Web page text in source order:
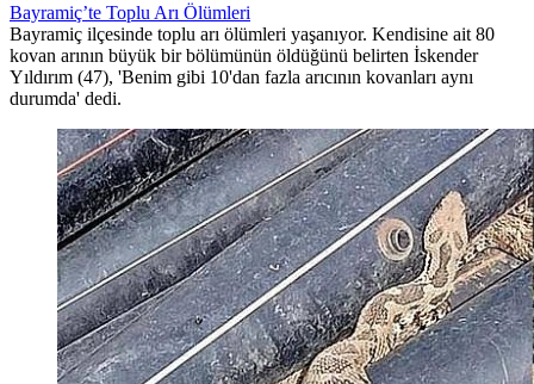
Bayramiç’te Toplu Arı Ölümleri
Bayramiç ilçesinde toplu arı ölümleri yaşanıyor. Kendisine ait 80
kovan arının büyük bir bölümünün öldüğünü belirten İskender
Yıldırım (47), 'Benim gibi 10'dan fazla arıcının kovanları aynı
durumda' dedi.